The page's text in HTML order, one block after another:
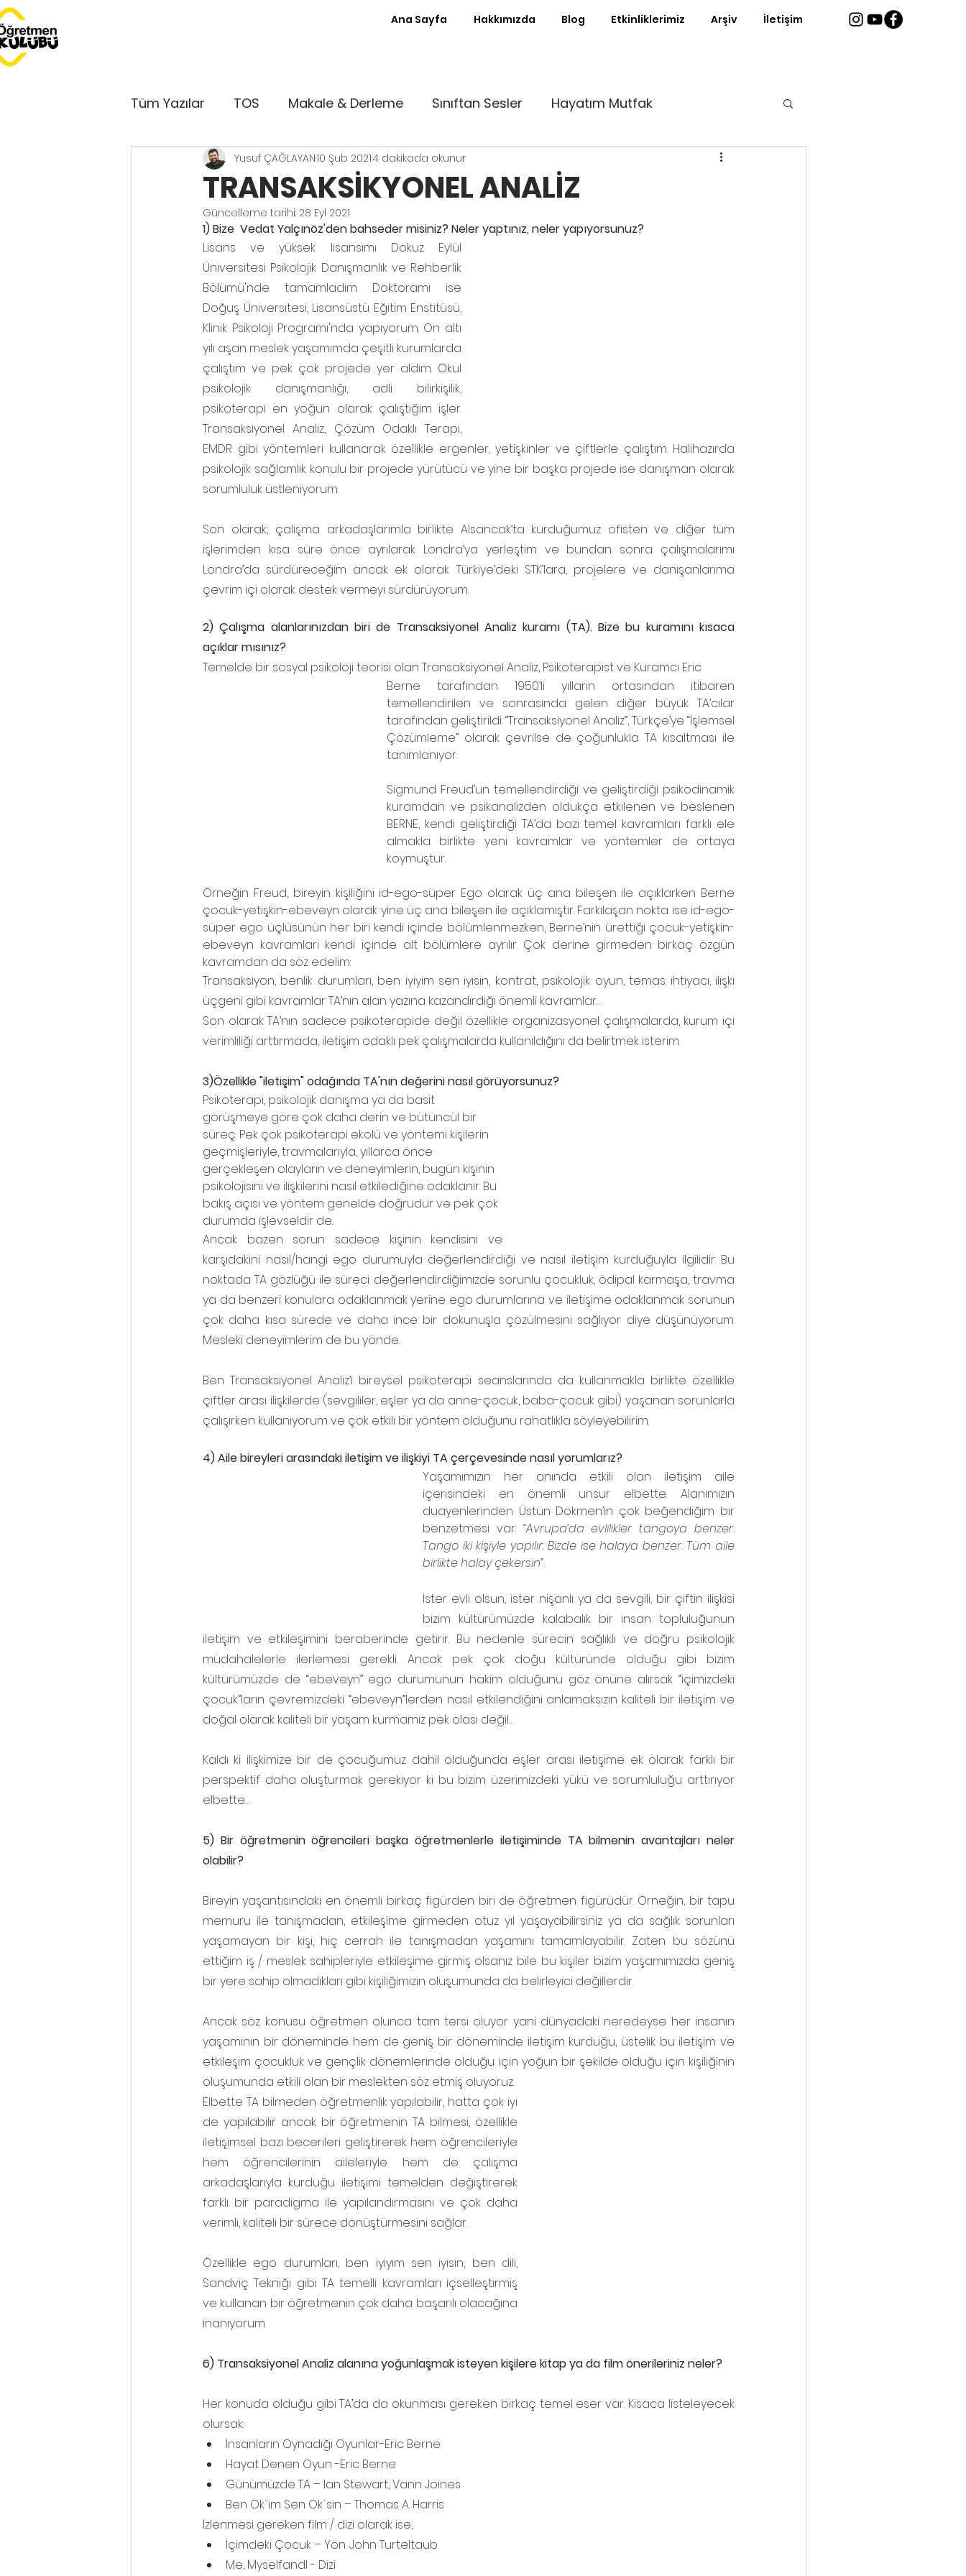
Ana Sayfa Hakkımızda Blog Etkinliklerimiz Arşiv İletişim
Tüm Yazılar TOS Makale & Derleme Sınıftan Sesler Hayatım Mutfak
Dersimiz Dünya Serbest Kürsü Ayın Röportajı
Bu Ay Öğretmen Kulübü'nde
Kulüp'ten Sesler GePeTo Usta
TRANSAKSİKYONEL ANALİZ
Yusuf ÇAĞLAYAN10 Şub 20214 dakikada okunur
Güncelleme tarihi: 28 Eyl 2021
1) Bize  Vedat Yalçınöz'den bahseder misiniz? Neler yaptınız, neler yapıyorsunuz?
Lisans ve yüksek lisansımı Dokuz Eylül
Üniversitesi Psikolojik Danışmanlık ve Rehberlik
Bölümü'nde tamamladım. Doktoramı ise
Doğuş Üniversitesi, Lisansüstü Eğitim Enstitüsü,
Klinik Psikoloji Programı'nda yapıyorum. On altı
yılı aşan meslek yaşamımda çeşitli kurumlarda
çalıştım ve pek çok projede yer aldım. Okul
psikolojik danışmanlığı, adli bilirkişilik,
psikoterapi en yoğun olarak çalıştığım işler.
Transaksiyonel Analiz, Çözüm Odaklı Terapi,
EMDR gibi yöntemleri kullanarak özellikle ergenler, yetişkinler ve çiftlerle çalıştım. Halihazırda
psikolojik sağlamlık konulu bir projede yürütücü ve yine bir başka projede ise danışman olarak
sorumluluk üstleniyorum.
Son olarak; çalışma arkadaşlarımla birlikte Alsancak’ta kurduğumuz ofisten ve diğer tüm
işlerimden kısa süre önce ayrılarak Londra’ya yerleştim ve bundan sonra çalışmalarımı
Londra’da sürdüreceğim ancak ek olarak Türkiye’deki STK’lara, projelere ve danışanlarıma
çevrim içi olarak destek vermeyi sürdürüyorum.
2) Çalışma alanlarınızdan biri de Transaksiyonel Analiz kuramı (TA). Bize bu kuramını kısaca
açıklar mısınız?
Temelde bir sosyal psikoloji teorisi olan Transaksiyonel Analiz, Psikoterapist ve Kuramcı Eric
Berne tarafından 1950’li yılların ortasından itibaren
temellendirilen ve sonrasında gelen diğer büyük TA’cılar
tarafından geliştirildi. “Transaksiyonel Analiz”, Türkçe’ye “İşlemsel
Çözümleme” olarak çevrilse de çoğunlukla TA kısaltması ile
tanımlanıyor.
Sigmund Freud’un temellendirdiği ve geliştirdiği psikodinamik
kuramdan ve psikanalizden oldukça etkilenen ve beslenen
BERNE, kendi geliştirdiği TA’da bazı temel kavramları farklı ele
almakla birlikte yeni kavramlar ve yöntemler de ortaya
koymuştur.
Örneğin Freud, bireyin kişiliğini id-ego-süper Ego olarak üç ana bileşen ile açıklarken Berne
çocuk-yetişkin-ebeveyn olarak yine üç ana bileşen ile açıklamıştır. Farkılaşan nokta ise id-ego-
süper ego üçlüsünün her biri kendi içinde bölümlenmezken, Berne’nin ürettiği çocuk-yetişkin-
ebeveyn kavramları kendi içinde alt bölümlere ayrılır. Çok derine girmeden birkaç özgün
kavramdan da söz edelim:
Transaksiyon, benlik durumları, ben iyiyim sen iyisin, kontrat, psikolojik oyun, temas ihtiyacı, ilişki
üçgeni gibi kavramlar TA’nın alan yazına kazandırdığı önemli kavramlar…
Son olarak TA’nın sadece psikoterapide değil özellikle organizasyonel çalışmalarda, kurum içi
verimliliği arttırmada, iletişim odaklı pek çalışmalarda kullanıldığını da belirtmek isterim.
3)Özellikle "iletişim" odağında TA'nın değerini nasıl görüyorsunuz?
Psikoterapi, psikolojik danışma ya da basit
görüşmeye göre çok daha derin ve bütüncül bir
süreç. Pek çok psikoterapi ekolü ve yöntemi kişilerin
geçmişleriyle, travmalarıyla, yıllarca önce
gerçekleşen olayların ve deneyimlerin, bugün kişinin
psikolojisini ve ilişkilerini nasıl etkilediğine odaklanır. Bu
bakış açısı ve yöntem genelde doğrudur ve pek çok
durumda işlevseldir de.
Ancak bazen sorun sadece kişinin kendisini ve
karşıdakini nasıl/hangi ego durumuyla değerlendirdiği ve nasıl iletişim kurduğuyla ilgilidir. Bu
noktada TA gözlüğü ile süreci değerlendirdiğimizde sorunlu çocukluk, ödipal karmaşa, travma
ya da benzeri konulara odaklanmak yerine ego durumlarına ve iletişime odaklanmak sorunun
çok daha kısa sürede ve daha ince bir dokunuşla çözülmesini sağlıyor diye düşünüyorum.
Mesleki deneyimlerim de bu yönde.
Ben Transaksiyonel Analiz’i bireysel psikoterapi seanslarında da kullanmakla birlikte özellikle
çiftler arası ilişkilerde (sevgililer, eşler ya da anne-çocuk, baba-çocuk gibi) yaşanan sorunlarla
çalışırken kullanıyorum ve çok etkili bir yöntem olduğunu rahatlıkla söyleyebilirim.
4) Aile bireyleri arasındaki iletişim ve ilişkiyi TA çerçevesinde nasıl yorumlarız?
Yaşamımızın her anında etkili olan iletişim aile
içerisindeki en önemli unsur elbette. Alanımızın
duayenlerinden Üstün Dökmen’in çok beğendiğim bir
benzetmesi var. “Avrupa’da evlilikler tangoya benzer.
Tango iki kişiyle yapılır. Bizde ise halaya benzer. Tüm aile
birlikte halay çekersin”.
İster evli olsun, ister nişanlı ya da sevgili, bir çiftin ilişkisi
bizim kültürümüzde kalabalık bir insan topluluğunun
iletişim ve etkileşimini beraberinde getirir. Bu nedenle sürecin sağlıklı ve doğru psikolojik
müdahalelerle ilerlemesi gerekli. Ancak pek çok doğu kültüründe olduğu gibi bizim
kültürümüzde de “ebeveyn” ego durumunun hakim olduğunu göz önüne alırsak “içimizdeki
çocuk”ların çevremizdeki “ebeveyn”lerden nasıl etkilendiğini anlamaksızın kaliteli bir iletişim ve
doğal olarak kaliteli bir yaşam kurmamız pek olası değil…
Kaldı ki ilişkimize bir de çocuğumuz dahil olduğunda eşler arası iletişime ek olarak farklı bir
perspektif daha oluşturmak gerekiyor ki bu bizim üzerimizdeki yükü ve sorumluluğu arttırıyor
elbette…
5) Bir öğretmenin öğrencileri başka öğretmenlerle iletişiminde TA bilmenin avantajları neler
olabilir?
Bireyin yaşantısındaki en önemli birkaç figürden biri de öğretmen figürüdür. Örneğin, bir tapu
memuru ile tanışmadan, etkileşime girmeden otuz yıl yaşayabilirsiniz ya da sağlık sorunları
yaşamayan bir kişi, hiç cerrah ile tanışmadan yaşamını tamamlayabilir. Zaten bu sözünü
ettiğim iş / meslek sahipleriyle etkileşime girmiş olsanız bile bu kişiler bizim yaşamımızda geniş
bir yere sahip olmadıkları gibi kişiliğimizin oluşumunda da belirleyici değillerdir.
Ancak söz konusu öğretmen olunca tam tersi oluyor yani dünyadaki neredeyse her insanın
yaşamının bir döneminde hem de geniş bir döneminde iletişim kurduğu, üstelik bu iletişim ve
etkileşim çocukluk ve gençlik dönemlerinde olduğu için yoğun bir şekilde olduğu için kişiliğinin
oluşumunda etkili olan bir meslekten söz etmiş oluyoruz.
Elbette TA bilmeden öğretmenlik yapılabilir, hatta çok iyi
de yapılabilir ancak bir öğretmenin TA bilmesi, özellikle
iletişimsel bazı becerileri geliştirerek hem öğrencileriyle
hem öğrencilerinin aileleriyle hem de çalışma
arkadaşlarıyla kurduğu iletişimi temelden değiştirerek
farklı bir paradigma ile yapılandırmasını ve çok daha
verimli, kaliteli bir sürece dönüştürmesini sağlar.
Özellikle ego durumları, ben iyiyim sen iyisin, ben dili,
Sandviç Tekniği gibi TA temelli kavramları içselleştirmiş
ve kullanan bir öğretmenin çok daha başarılı olacağına
inanıyorum.
6) Transaksiyonel Analiz alanına yoğunlaşmak isteyen kişilere kitap ya da film önerileriniz neler?
Her konuda olduğu gibi TA’da da okunması gereken birkaç temel eser var. Kısaca listeleyecek
olursak:
İnsanların Oynadığı Oyunlar-Eric Berne
Hayat Denen Oyun -Eric Berne
Günümüzde TA – Ian Stewart, Vann Joines
Ben Ok`im Sen Ok`sin – Thomas A. Harris
İzlenmesi gereken film / dizi olarak ise;
İçimdeki Çocuk – Yön. John Turteltaub
Me, MyselfandI - Dizi